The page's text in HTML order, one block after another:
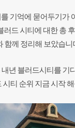
기억에 묻어두기가
러드 시티에 대한총
함께 정리해 보았습니
년 블러드시티를 기
시티 순위 지금 시작